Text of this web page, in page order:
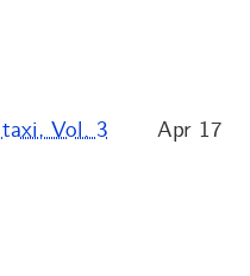
Vol. 3 Apr 17